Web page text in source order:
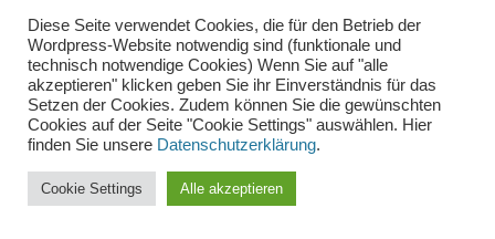
Plätzen, deshalb ist eine Voranmeldung unter
info@frauenmuseum-wiesbaden.de erforderlich!
Das exklusive Wandelkonzert im kleinsten Kreis
verspricht höchsten Musikgenuss. Sie bekommen
Musik & Texte ausgewählter Komponistinnen für
Querflöte und Gitarre in zwei 15-minütigen Solo-
Solist*innen zu einem kammermusikalischen Duett
zusammen.
Diese Seite verwendet Cookies, die für den Betrieb der
Wordpress-Website notwendig sind (funktionale und
technisch notwendige Cookies) Wenn Sie auf "alle
akzeptieren" klicken geben Sie ihr Einverständnis für das
Setzen der Cookies. Zudem können Sie die gewünschten
Cookies auf der Seite "Cookie Settings" auswählen. Hier
finden Sie unsere Datenschutzerklärung.
Cookie Settings Alle akzeptieren